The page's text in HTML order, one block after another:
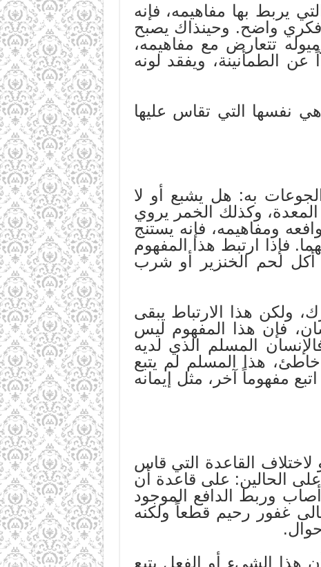
يربط بها مفاهيمه، فإنه
واضح. وحينذاك يصبح
تتعارض مع مفاهيمه،
الطمأنينة، ويفقد لونه
نفسها التي تقاس عليها
به: هل يشبع أو لا
وكذلك الخمر يروي
ومفاهيمه، فإنه يستنج
فإذا ارتبط هذا المفهوم
أكل لحم الخنزير أو شرب
ولكن هذا الارتباط يبقى
فإن هذا المفهوم ليس
المسلم الذي لديه
هذا المسلم لم يتبع
مفهوماً آخر، مثل إيمانه
القاعدة التي قاس
الحالين: على قاعدة أن
وربط الدافع الموجود
غفور رحيم قطعاً ولكنه
هذا الشيء أو الفعل يتبع